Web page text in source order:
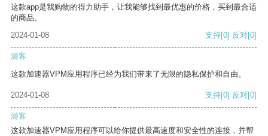
这款app是我购物的得力助手，让我能够找到最优惠的价格，买到最合适
的商品。
2024-01-08
支持[0] 反对[0]
游客
这款加速器VPM应用程序已经为我们带来了无限的隐私保护和自由。
2024-01-08 支持[0] 反对[0]
游客
这款加速器VPM应用程序可以给你提供最高速度和安全性的连接，并帮